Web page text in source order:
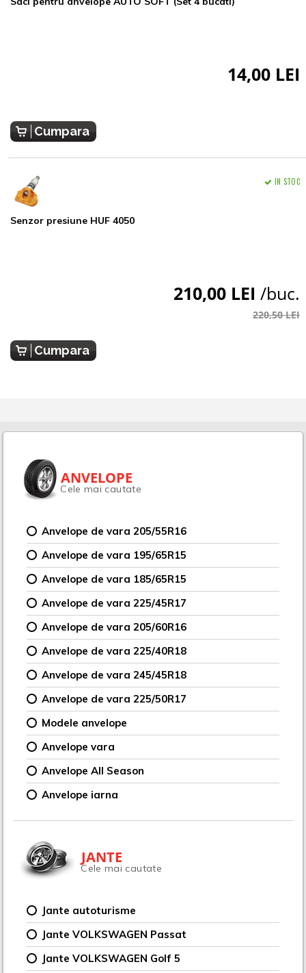
14,00 LEI
Cumpara
Senzor presiune HUF 4050
IN STOC
210,00 LEI /buc.
220,50 LEI
Cumpara
ANVELOPE
Cele mai cautate
Anvelope de vara 205/55R16
Anvelope de vara 195/65R15
Anvelope de vara 185/65R15
Anvelope de vara 225/45R17
Anvelope de vara 205/60R16
Anvelope de vara 225/40R18
Anvelope de vara 245/45R18
Anvelope de vara 225/50R17
Modele anvelope
Anvelope vara
Anvelope All Season
Anvelope iarna
JANTE
Cele mai cautate
Jante autoturisme
Jante VOLKSWAGEN Passat
Jante VOLKSWAGEN Golf 5